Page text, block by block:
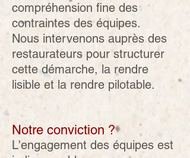
compréhension fine des
contraintes des équipes.
Nous intervenons auprès des
restaurateurs pour structurer
cette démarche, la rendre
lisible et la rendre pilotable.
Notre conviction ?
L'engagement des équipes est